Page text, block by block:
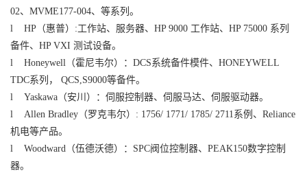
02、MVME177-004、等系列。
l HP（惠普）:工作站、服务器、HP 9000 工作站、HP 75000 系列
备件、HP VXI 测试设备。
l Honeywell（霍尼韦尔）：DCS系统备件模件、HONEYWELL
TDC系列， QCS,S9000等备件。
l Yaskawa（安川）：伺服控制器、伺服马达、伺服驱动器。
l Allen Bradley（罗克韦尔）: 1756/ 1771/ 1785/ 2711系例、Reliance
机电等产品。
l Woodward（伍德沃德）：SPC阀位控制器、PEAK150数字控制
器。